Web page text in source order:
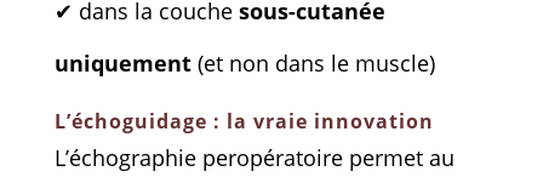
✔ dans la couche sous-cutanée
uniquement(et non dans le muscle)
L’échoguidage : la vraie innovation
L’échographie peropératoire permet au